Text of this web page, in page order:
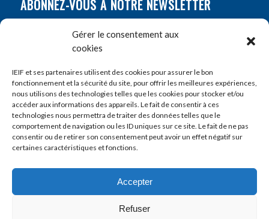
Gérer le consentement aux
cookies
IEIF et ses partenaires utilisent des cookies pour assurer le bon
fonctionnement et la sécurité du site, pour offrir les meilleures expériences,
nous utilisons des technologies telles que les cookies pour stocker et/ou
accéder aux informations des appareils. Le fait de consentir à ces
technologies nous permettra de traiter des données telles que le
comportement de navigation ou les ID uniques sur ce site. Le fait de ne pas
consentir ou de retirer son consentement peut avoir un effet négatif sur
certaines caractéristiques et fonctions.
Accepter
Refuser
ABONNEZ-VOUS À NOTRE NEWSLETTER
Prénom*
E-mail*